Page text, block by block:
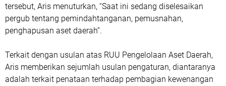
tersebut, Aris menuturkan, “Saat ini sedang diselesaikan
pergub tentang pemindahtanganan, pemusnahan,
penghapusan aset daerah”.
Terkait dengan usulan atas RUU Pengelolaan Aset Daerah,
Aris memberikan sejumlah usulan pengaturan, diantaranya
adalah terkait penataan terhadap pembagian kewenangan